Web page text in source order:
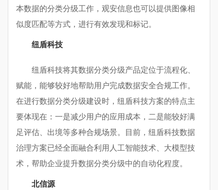
本数据的分类分级工作，观安信息也可以提供图像相
似度匹配等方式，进行有效发现和标记。
纽盾科技
纽盾科技将其数据分类分级产品定位于流程化、
赋能，能够较好地帮助用户完成数据安全合规工作。
在进行数据分类分级建设时，纽盾科技方案的特点主
要体现在：一是减少用户的应用成本，二是能较好满
足评估、出境等多种合规场景。目前，纽盾科技数据
治理方案已经全面融合利用人工智能技术、大模型技
术，帮助企业提升数据分类分级中的自动化程度。
北信源